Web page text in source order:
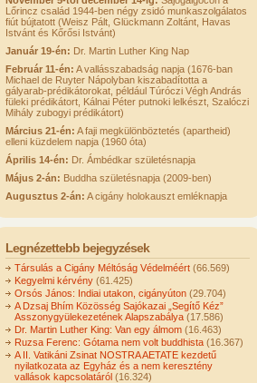
Lőrincz család 1944-ben négy zsidó munkaszolgálatos
fiút bújtatott (Weisz Pált, Glückmann Zoltánt, Havas
Istvánt és Kőrősi Istvánt)
Január 19-én: Dr. Martin Luther King Nap
Február 11-én: A vallásszabadság napja (1676-ban
Michael de Ruyter Nápolyban kiszabadította a
gályarab-prédikátorokat, például Túróczi Végh András
füleki prédikátort, Kálnai Péter putnoki lelkészt, Szalóczi
Mihály zubogyi prédikátort)
Március 21-én: A faji megkülönböztetés (apartheid)
elleni küzdelem napja (1960 óta)
Április 14-én: Dr. Ámbédkar születésnapja
Május 2-án: Buddha születésnapja (2009-ben)
Augusztus 2-án: A cigány holokauszt emléknapja
Legnézettebb bejegyzések
Társulás a Cigány Méltóság Védelméért (66.569)
Kegyelmi kérvény (61.425)
Orsós János: Indiai utakon, cigányúton (29.704)
A Dzsaj Bhím Közösség Sajókazai „Segítő Kéz”
Asszonygyülekezetének Alapszabálya (17.586)
Dr. Martin Luther King: Van egy álmom (16.463)
Ruzsa Ferenc: Gótama nem volt buddhista (16.367)
A II. Vatikáni Zsinat NOSTRA AETATE kezdetű
nyilatkozata az Egyház és a nem keresztény
vallások kapcsolatáról (16.324)